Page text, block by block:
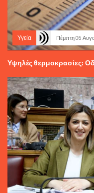
Υγεία Πέμπτη 06
Υψηλές θερμοκρασίες: